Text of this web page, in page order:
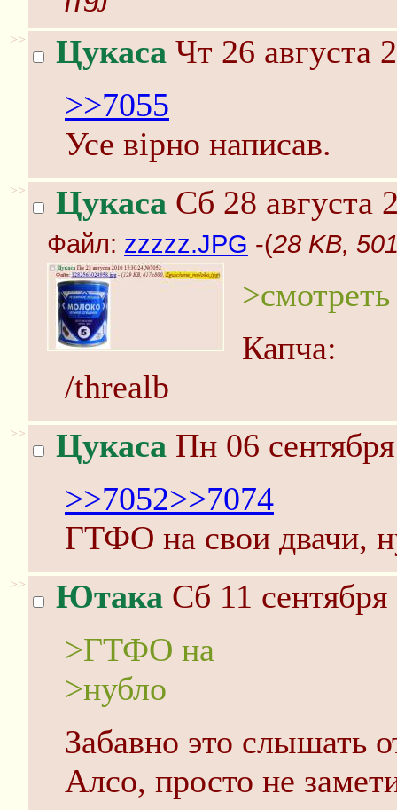
>> Цукаса Чт 26 августа
>>7055
Усе вірно написав.
>> Цукаса Сб 28 августа
Файл: zzzzz.JPG -(28 KB,
Капча:
/threalb
>> Цукаса Пн 06
>>7052>>7074
ГТФО на свои двачи,
>> Ютака Сб 11
>ГТФО на
>нубло
Забавно это слышать
Алсо, просто не